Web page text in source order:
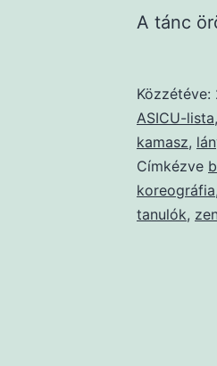
A tánc
Közzétéve:
ASICU-lista,
kamasz,
Címkézve
koreográfia,
tanulók,